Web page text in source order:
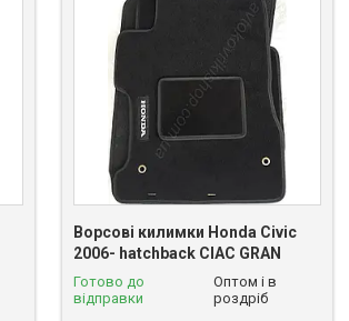
Ворсові килимки Honda Civic
2006- hatchback CIAC GRAN
Готово до
відправки
Оптом і в
роздріб